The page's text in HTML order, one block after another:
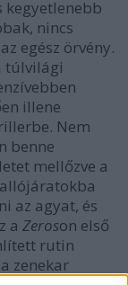
kegyetlenebb
nincs
egész örvény.
túlvilági
illene
Nem
benne
mellőzve a
az agyat, és
a Zeroson első
rutin
zenekar